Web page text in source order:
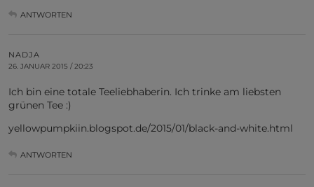
ANTWORTEN
NADJA
26. JANUAR 2015 / 20:23
Ich bin eine totale Teeliebhaberin. Ich trinke am liebsten
grünen Tee :)
yellowpumpkiin.blogspot.de/2015/01/black-and-white.html
ANTWORTEN